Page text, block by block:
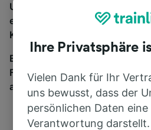
Um Bustickets zu finden,
eine Suche und wir vergleichen
Kosten für Bahn- und
Egal, wohin die Reise geht –
Finden Sie hier Fahrkarten für
als 170 Bahn- und
Ihre Privatsphäre
Vielen Dank für Ihr
uns bewusst, dass der
persönlichen Daten
Verantwortung